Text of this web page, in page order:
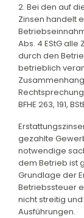
2. Bei den auf
Zinsen handelt
Abs. 4 EStG
durch den
betrieblich
Rechtsprechung,
BFHE 263, 191,
gezahlte
notwendige
dem Betrieb ist
Grundlage der
Betriebssteuer
nicht streitig
Ausführungen.